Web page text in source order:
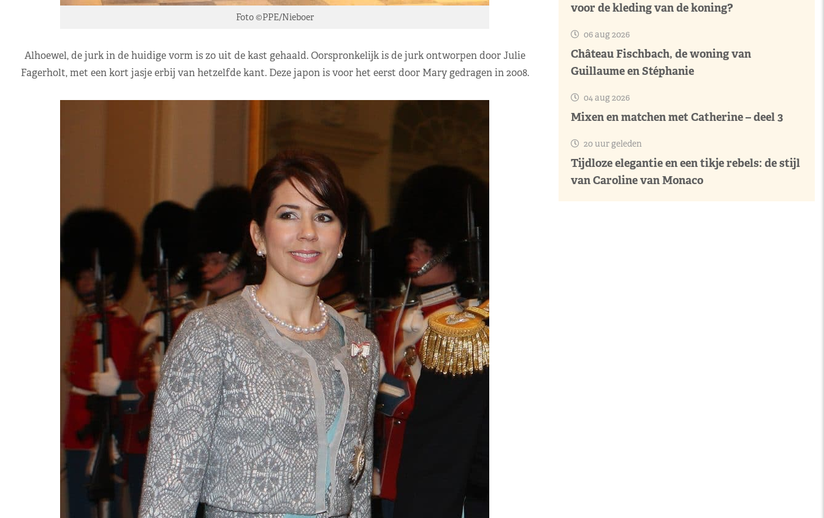
Foto ©PPE/Nieboer
Alhoewel, de jurk in de huidige vorm is zo uit de kast gehaald. Oorspronkelijk is de jurk ontworpen door Julie
Fagerholt, met een kort jasje erbij van hetzelfde kant. Deze japon is voor het eerst door Mary gedragen in 2008.
voor de kleding van de koning?
06 aug 2026
Château Fischbach, de woning van
Guillaume en Stéphanie
04 aug 2026
Mixen en matchen met Catherine – deel 3
20 uur geleden
Tijdloze elegantie en een tikje rebels: de stijl
van Caroline van Monaco